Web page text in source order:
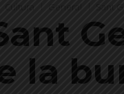
Cultura
la